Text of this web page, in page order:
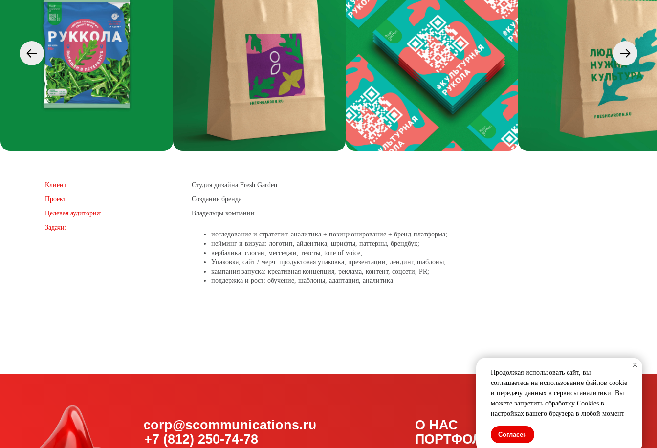
Продолжая использовать сайт, вы
соглашаетесь на использование файлов cookie
и передачу данных в сервисы аналитики. Вы
можете запретить обработку Cookies в
настройках вашего браузера в любой момент
Согласен
Клиент:
Студия дизайна Fresh Garden
Проект:
Создание бренда
Целевая аудитория:
Владельцы компании
Задачи:
исследование и стратегия: аналитика + позиционирование + бренд-платформа;
нейминг и визуал: логотип, айдентика, шрифты, паттерны, брендбук;
вербалика: слоган, месседжи, тексты, tone of voice;
Упаковка, сайт / мерч: продуктовая упаковка, презентации, лендинг, шаблоны;
кампания запуска: креативная концепция, реклама, контент, соцсети, PR;
поддержка и рост: обучение, шаблоны, адаптация, аналитика.
190008, Санкт-Петербург, ул. Садовая, 121,
лит. А, БЦ Дом Квадри, офис 3.8
МЕРОПРИЯТИЯ
МАРКЕТИНГ
ПРОДАКШЕН